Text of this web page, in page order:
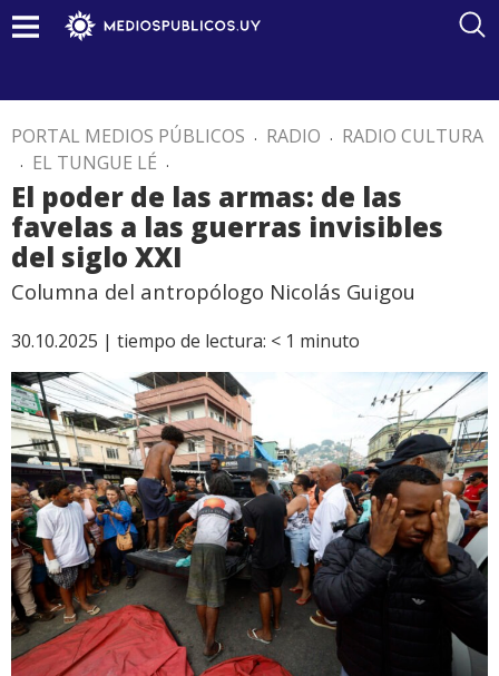
PORTAL MEDIOS PÚBLICOS . RADIO . RADIO CULTURA
. EL TUNGUE LÉ .
El poder de las armas: de las
favelas a las guerras invisibles
del siglo XXI
Columna del antropólogo Nicolás Guigou
30.10.2025 | tiempo de lectura: < 1 minuto